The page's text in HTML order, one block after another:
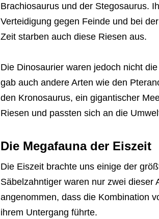
Brachiosaurus und der Stegosaurus.
Verteidigung gegen Feinde und bei
Zeit starben auch diese Riesen aus.
Die Dinosaurier waren jedoch nicht
gab auch andere Arten wie den
den Kronosaurus, ein gigantischer
Riesen und passten sich an die
Die Megafauna der Eiszeit
Die Eiszeit brachte uns einige der
Säbelzahntiger waren nur zwei dieser
angenommen, dass die Kombination
ihrem Untergang führte.